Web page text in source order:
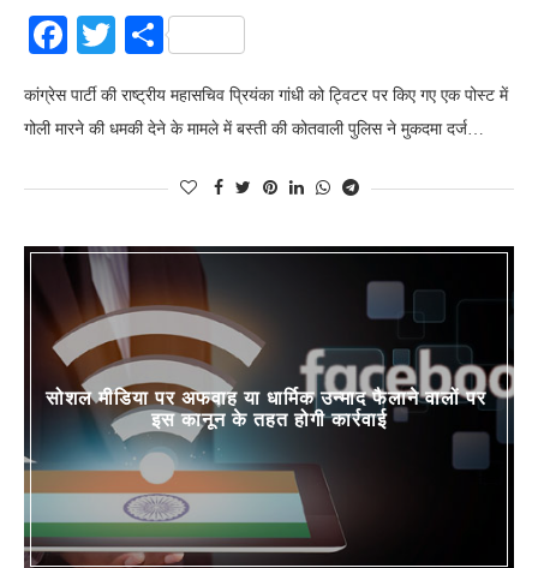
Facebook
Twitter
Share
कांग्रेस पार्टी की राष्ट्रीय महासचिव प्रियंका गांधी को ट्विटर पर किए गए एक पोस्ट में
गोली मारने की धमकी देने के मामले में बस्ती की कोतवाली पुलिस ने मुकदमा दर्ज…
सोशल मीडिया पर अफवाह या धार्मिक उन्माद फैलाने वालों पर
इस कानून के तहत होगी कार्रवाई